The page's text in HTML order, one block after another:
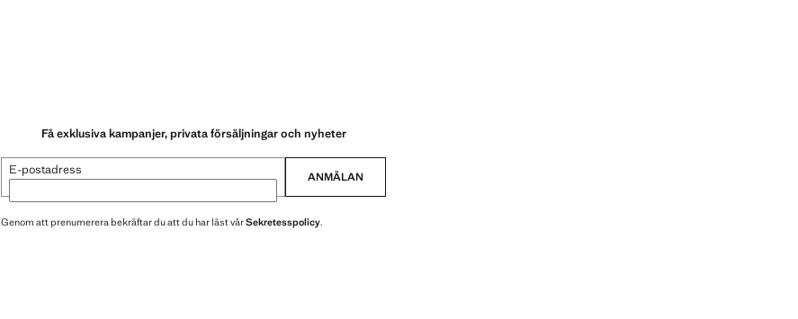
Få exklusiva kampanjer, privata försäljningar och nyheter
E-postadress ANMÄLAN
Genom att prenumerera bekräftar du att du har läst vårSekretesspolicy.